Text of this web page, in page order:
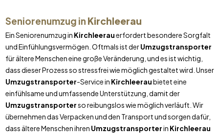
Seniorenumzug in Kirchleerau
Ein Seniorenumzug in Kirchleerauerfordert besondere Sorgfalt
und Einfühlungsvermögen. Oftmals ist derUmzugstransporter
für ältere Menschen eine große Veränderung, und es ist wichtig,
dass dieser Prozess so stressfrei wie möglich gestaltet wird. Unser
Umzugstransporter-Service in Kirchleeraubietet eine
einfühlsame und umfassende Unterstützung, damit der
Umzugstransporterso reibungslos wie möglich verläuft. Wir
übernehmen das Verpacken und den Transport und sorgen dafür,
dass ältere Menschen ihren Umzugstransporterin Kirchleerau